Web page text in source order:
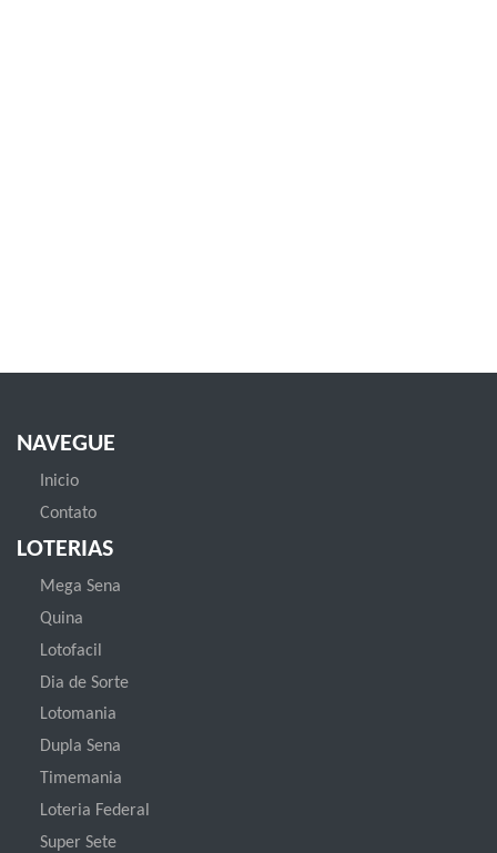
NAVEGUE
Inicio
Contato
LOTERIAS
Mega Sena
Quina
Lotofacil
Dia de Sorte
Lotomania
Dupla Sena
Timemania
Loteria Federal
Super Sete